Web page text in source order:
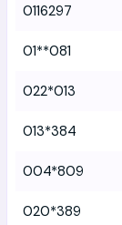
0116297
01**081
022*013
013*384
004*809
020*389